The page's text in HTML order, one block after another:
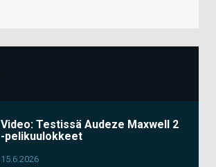
Video: Testissä Audeze Maxwell 2
-pelikuulokkeet
15.6.2026